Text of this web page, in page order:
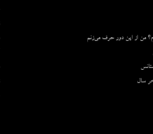
من از این دور حرف می‌زنم
سال